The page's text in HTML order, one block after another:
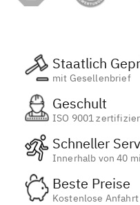
Staatlich
mit Gesellenbrief
Geschult
ISO 9001
Schneller
Innerhalb von 40
Beste Preise
Kostenlose Anfahrt